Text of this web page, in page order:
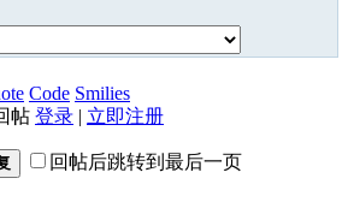
Code Smilies
帖 登录 | 立即注册
回帖后跳转到最后一页